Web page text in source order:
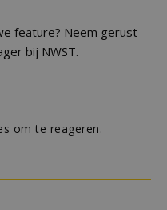
feature? Neem gerust
bij NWST.
om te reageren.